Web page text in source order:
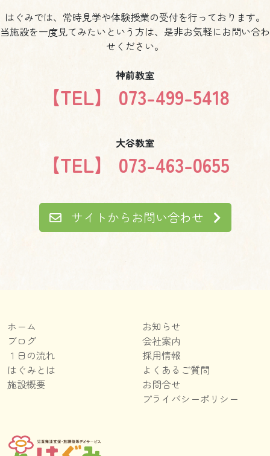
はぐみでは、常時見学や体験授業の受付を行っております。
当施設を一度見てみたいという方は、是非お気軽にお問い合わ
せください。
神前教室
【TEL】 073-499-5418
大谷教室
【TEL】 073-463-0655
サイトからお問い合わせ
ホーム
ブログ
１日の流れ
はぐみとは
施設概要
お知らせ
会社案内
採用情報
よくあるご質問
お問合せ
プライバシーポリシー